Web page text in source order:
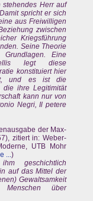
Herr auf
spricht er sich
aus Freiwilligen
zwischen
Kriegsführung
Seine Theorie
Eine
legt diese
konstituiert hier
und es ist die
die ihre Legitimität
kann nur von
Negri, Il petere
der Max-
zitiert in: Weber-
UTB Mohr
...)
geschichtlich
auf das Mittel der
Gewaltsamkeit
Menschen über